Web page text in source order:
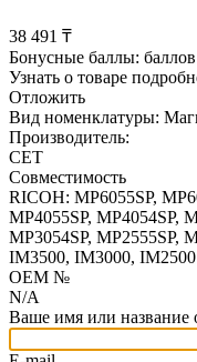
38 491 ₸
Бонусные баллы: баллов
Узнать о товаре
Отложить
Вид номенклатуры:
Производитель:
CET
Совместимость
RICOH: MP6055SP,
MP4055SP, MP4054SP,
MP3054SP, MP2555SP,
IM3500, IM3000, IM2500
OEM №
N/A
Ваше имя или название